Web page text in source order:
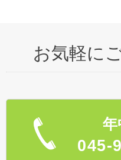
お気軽に
年
045-